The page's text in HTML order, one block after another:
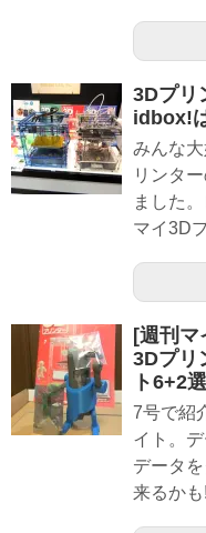
3Dプリ
idbox!
みんな
リンタ
ました
マイ3D
[週刊
3Dプリ
ト6+2選
7号で紹
イト。
データ
来るか